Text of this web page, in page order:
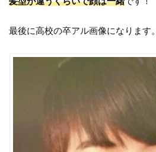
最後に高校の卒アル画像になります。